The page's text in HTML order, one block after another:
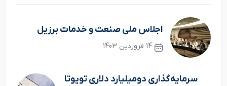
اجلاس ملی صنعت و خدمات برزیل
14 فروردین 1403
سرمایه‌گذاری دومیلیارد دلاری تویوتا